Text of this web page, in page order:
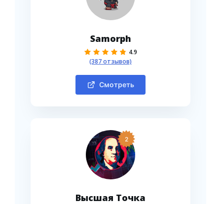
Samorph
4.9
(387 отзывов)
Смотреть
2
Высшая Точка